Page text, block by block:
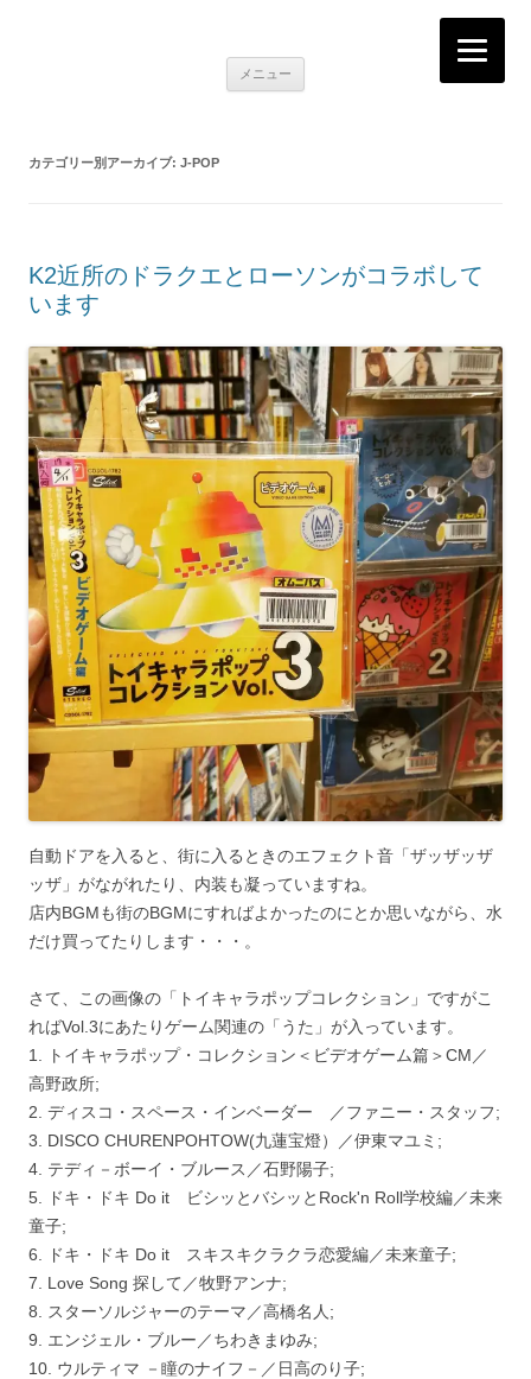
メニュー
カテゴリー別アーカイブ: J-POP
K2近所のドラクエとローソンがコラボして
います
自動ドアを入ると、街に入るときのエフェクト音「ザッザッザ
ッザ」がながれたり、内装も凝っていますね。
店内BGMも街のBGMにすればよかったのにとか思いながら、水
だけ買ってたりします・・・。
さて、この画像の「トイキャラポップコレクション」ですがこ
ればVol.3にあたりゲーム関連の「うた」が入っています。
1. トイキャラポップ・コレクション＜ビデオゲーム篇＞CM／
高野政所;
2. ディスコ・スペース・インベーダー ／ファニー・スタッフ;
3. DISCO CHURENPOHTOW(九蓮宝燈）／伊東マユミ;
4. テディ－ボーイ・ブルース／石野陽子;
5. ドキ・ドキ Do it ビシッとバシッとRock'n Roll学校編／未来
童子;
6. ドキ・ドキ Do it スキスキクラクラ恋愛編／未来童子;
7. Love Song 探して／牧野アンナ;
8. スターソルジャーのテーマ／高橋名人;
9. エンジェル・ブルー／ちわきまゆみ;
10. ウルティマ －瞳のナイフ－／日高のり子;